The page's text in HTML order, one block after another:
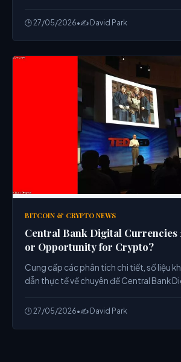
🕒 27/05/2026•✍️ David Park
BITCOIN & CRYPTO NEWS
Central Bank Digital Currencies
or Opportunity for Crypto?
Cung cấp các phân tích chi tiết, số liệu
dẫn thực tế về chuyên đề Central Bank
🕒 27/05/2026•✍️ David Park